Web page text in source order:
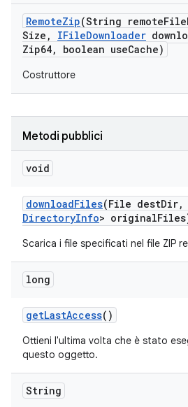
RemoteZip(String remoteFile
Size , IFileDownloader
Zip64, boolean useCache)
Costruttore
Metodi pubblici
void
downloadFiles(File destDir,
DirectoryInfo> original
Scarica i file specificati nel file ZIP
long
getLastAccess()
Ottieni l'ultima volta che è stato
questo oggetto.
String